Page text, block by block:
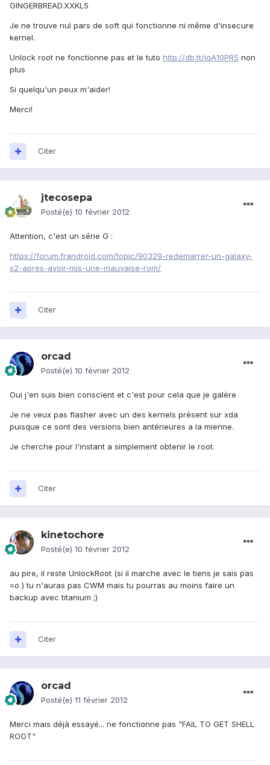
GINGERBREAD.XXKL5
Je ne trouve nul pars de soft qui fonctionne ni même d'insecure
kernel.
Unlock root ne fonctionne pas et le tuto http://db.tt/jqA10PR5 non
plus
Si quelqu'un peux m'aider!
Merci!
Citer
jtecosepa
Posté(e) 10 février 2012
Attention, c'est un série G :
https://forum.frandroid.com/topic/90329-redemarrer-un-galaxy-
s2-apres-avoir-mis-une-mauvaise-rom/
Citer
orcad
Posté(e) 10 février 2012
Oui j'en suis bien conscient et c'est pour cela que je galère
Je ne veux pas flasher avec un des kernels présent sur xda
puisque ce sont des versions bien antérieures a la mienne.
Je cherche pour l'instant a simplement obtenir le root.
Citer
kinetochore
Posté(e) 10 février 2012
au pire, il reste UnlockRoot (si il marche avec le tiens je sais pas
=o ) tu n'auras pas CWM mais tu pourras au moins faire un
backup avec titanium ;)
Citer
orcad
Posté(e) 11 février 2012
Merci mais déjà essayé... ne fonctionne pas "FAIL TO GET SHELL
ROOT"